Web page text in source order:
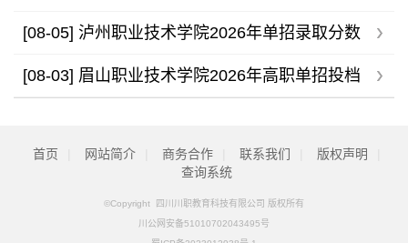
专业录取分数线
[08-05] 泸州职业技术学院2026年单招录取分数
线
[08-03] 眉山职业技术学院2026年高职单招投档
首页 网站简介 商务合作 联系我们 版权声明
查询系统
©Copyright 四川川职教育科技有限公司 版权所有
川公网安备51010702043495号